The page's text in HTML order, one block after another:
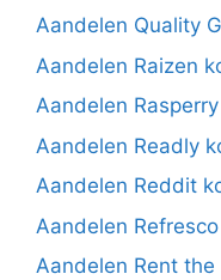
Aandelen Quality
Aandelen Raizen
Aandelen
Aandelen Readly
Aandelen Reddit
Aandelen
Aandelen Rent the